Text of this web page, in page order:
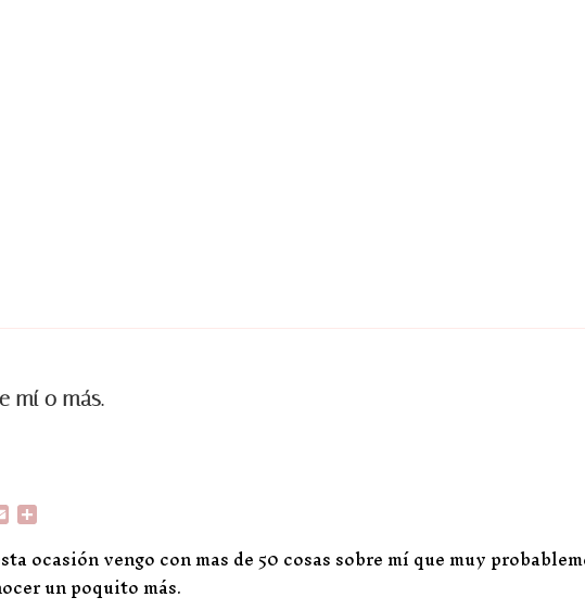
mí o más.
Email
ocasión vengo con mas de 50 cosas sobre mí que muy
un poquito más.